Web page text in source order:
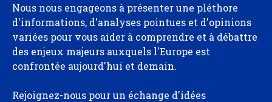
Nous nous engageons à présenter une pléthore
d'informations, d'analyses pointues et d'opinions
variées pour vous aider à comprendre et à débattre
des enjeux majeurs auxquels l'Europe est
confrontée aujourd'hui et demain.
Rejoignez-nous pour un échange d'idées